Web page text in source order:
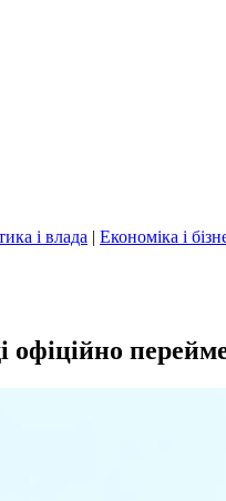
і влада | Економіка і
офіційно